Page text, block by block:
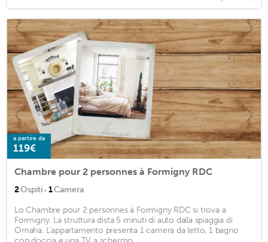
a partire da
119€
Chambre pour 2 personnes à Formigny RDC
2Ospiti · 1Camera
Lo Chambre pour 2 personnes à Formigny RDC si trova a
Formigny. La struttura dista 5 minuti di auto dalla spiaggia di
Omaha. L'appartamento presenta 1 camera da letto, 1 bagno